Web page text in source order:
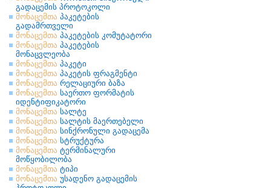
გადაცემის პროტოკოლი
მონაცემთა პაკეტების
გადამრთველი
მონაცემთა პაკეტების კომუტატორი
მონაცემთა პაკეტების
მონაცვლეობა
მონაცემთა პაკეტი
მონაცემთა პაკეტის ფრაგმენტი
მონაცემთა რელაციური ბაზა
მონაცემთა საერთო ფორმატის
იდენტიფიკატორი
მონაცემთა სალტე
მონაცემთა სალტის მაერთებელი
მონაცემთა სინქრონული გადაცემა
მონაცემთა სტრუქტურა
მონაცემთა ტერმინალური
მოწყობილობა
მონაცემთა ტიპი
მონაცემთა უსადენო გადაცემის